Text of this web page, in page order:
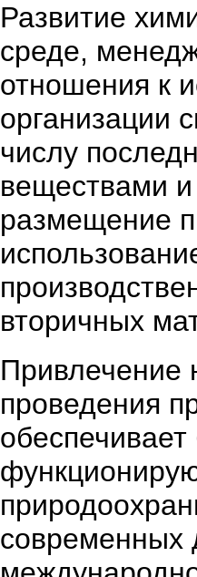
Развитие
среде,
отношения к
организации
числу
веществами
размещение
вторичных
Привлечение
проведения
современных